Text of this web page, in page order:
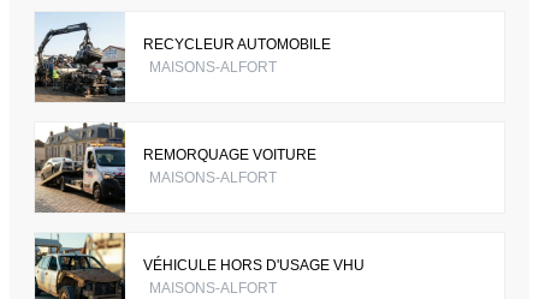
RECYCLEUR AUTOMOBILE
MAISONS-ALFORT
REMORQUAGE VOITURE
MAISONS-ALFORT
VÉHICULE HORS D'USAGE VHU
MAISONS-ALFORT